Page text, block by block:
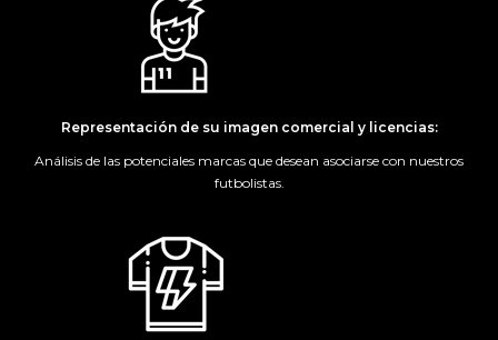
Representación de su imagen comercial y licencias:
Análisis de las potenciales marcas que desean asociarse con nuestros
futbolistas.